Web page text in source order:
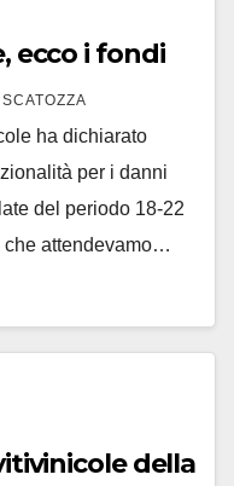
ecco i fondi
ha dichiarato
per i danni
del periodo 18-22
che attendevamo…
della